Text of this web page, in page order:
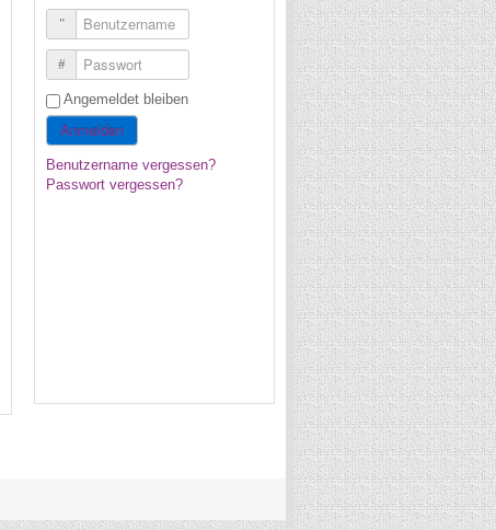
Benutzername
Passwort
Angemeldet bleiben
Anmelden
Benutzername vergessen?
Passwort vergessen?